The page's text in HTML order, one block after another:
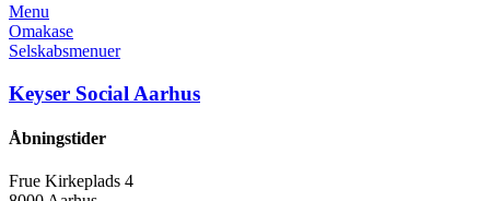
Menu
Omakase
Selskabsmenuer
Keyser Social Aarhus
Åbningstider
Frue Kirkeplads 4